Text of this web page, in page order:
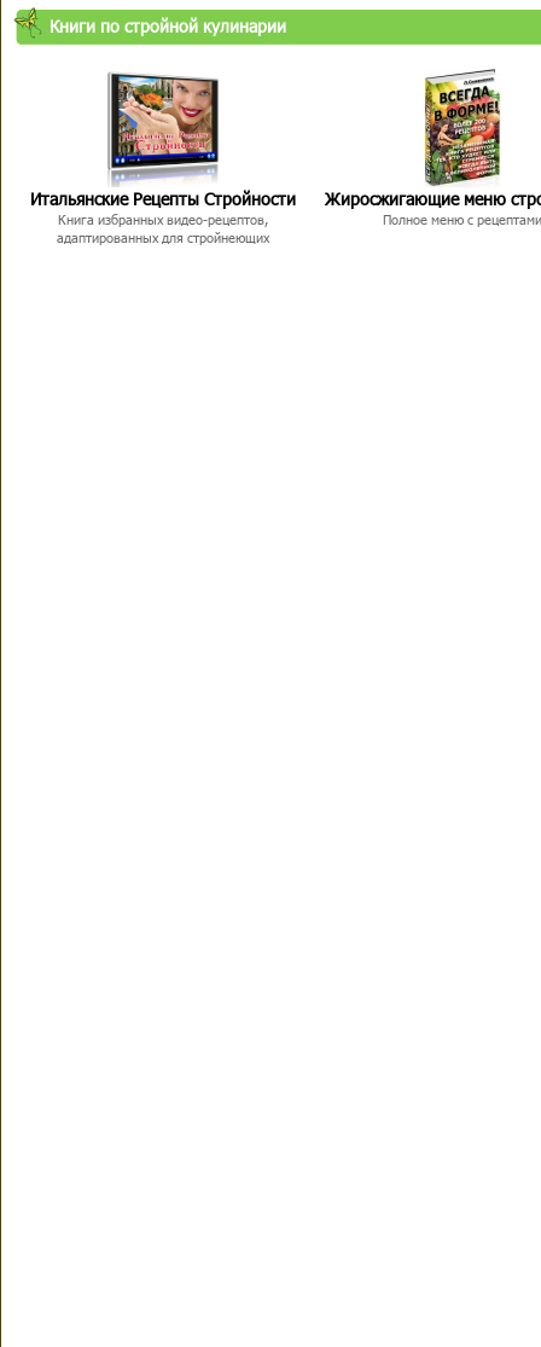
Книги по стройной кулинарии
Итальянские Рецепты Стройности
Книга избранных видео-рецептов,
адаптированных для стройнеющих
Жиросжигающие меню
Полное меню с рецептами